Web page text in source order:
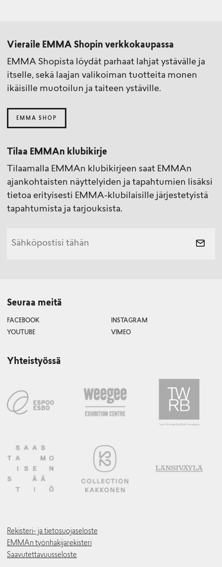
Vieraile EMMA Shopin verkkokaupassa
EMMA Shopista löydät parhaat lahjat ystävälle ja
itselle, sekä laajan valikoiman tuotteita monen
ikäisille muotoilun ja taiteen ystäville.
EMMA SHOP
Tilaa EMMAn klubikirje
Tilaamalla EMMAn klubikirjeen saat EMMAn
ajankohtaisten näyttelyiden ja tapahtumien lisäksi
tietoa erityisesti EMMA-klubilaisille järjestetyistä
tapahtumista ja tarjouksista.
Seuraa meitä
FACEBOOK
INSTAGRAM
YOUTUBE
VIMEO
Yhteistyössä
Rekisteri- ja tietosuojaseloste
EMMAn työnhakijarekisteri
Saavutettavuusseloste